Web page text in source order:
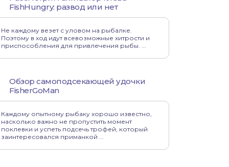
FishHungry: развод или нет
Не каждому везет с уловом на рыбалке.
Поэтому в ход идут всевозможные хитрости и
приспособления для привлечения рыбы. ...
Обзор самоподсекающей удочки
FisherGoMan
Каждому опытному рыбаку хорошо известно,
насколько важно не пропустить момент
поклевки и успеть подсечь трофей, который
заинтересовался приманкой ...